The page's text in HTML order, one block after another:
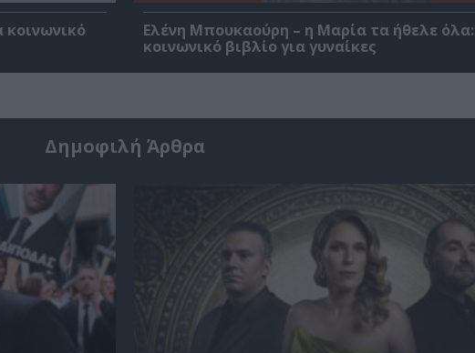
Ελένη Μπουκαούρη – η Μαρία τα ήθελε
κοινωνικό βιβλίο για γυναίκες
Δημοφιλή Άρθρα